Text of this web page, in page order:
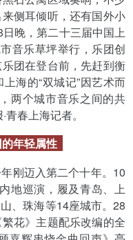
侧耳倾听，还有国外小
晚，第二十三届中国上
音乐草坪举行，乐团创
团在登台前，先赶到衡
海的“双城记”因艺术而
两个城市音乐之间的共
春上海记者。
年轻属性
刚迈入第二个十年。10
地巡演，履及青岛、上
、珠海等14座城市。28
花》主题配乐改编的全